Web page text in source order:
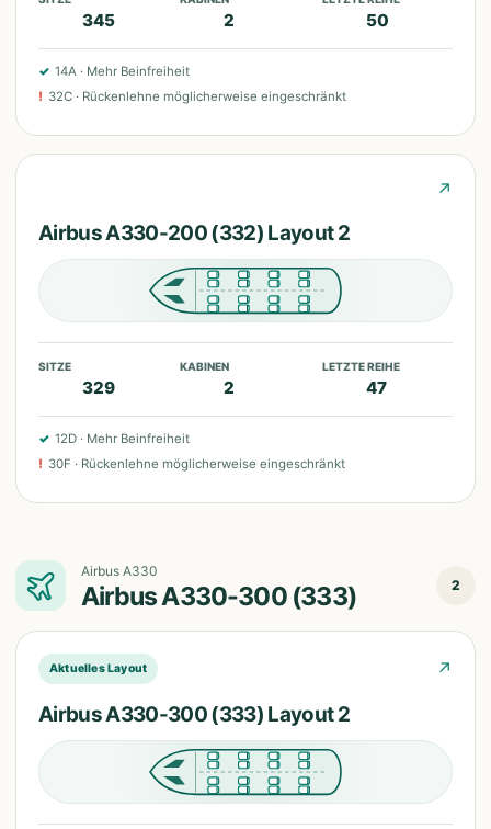
345 2 50
✓ 14A · Mehr Beinfreiheit
! 32C · Rückenlehne möglicherweise eingeschränkt
↗
Airbus A330-200 (332) Layout 2
SITZE
329
KABINEN
2
LETZTE REIHE
47
✓ 12D · Mehr Beinfreiheit
! 30F · Rückenlehne möglicherweise eingeschränkt
Airbus A330
Airbus A330-300 (333) 2
Aktuelles Layout ↗
Airbus A330-300 (333) Layout 2